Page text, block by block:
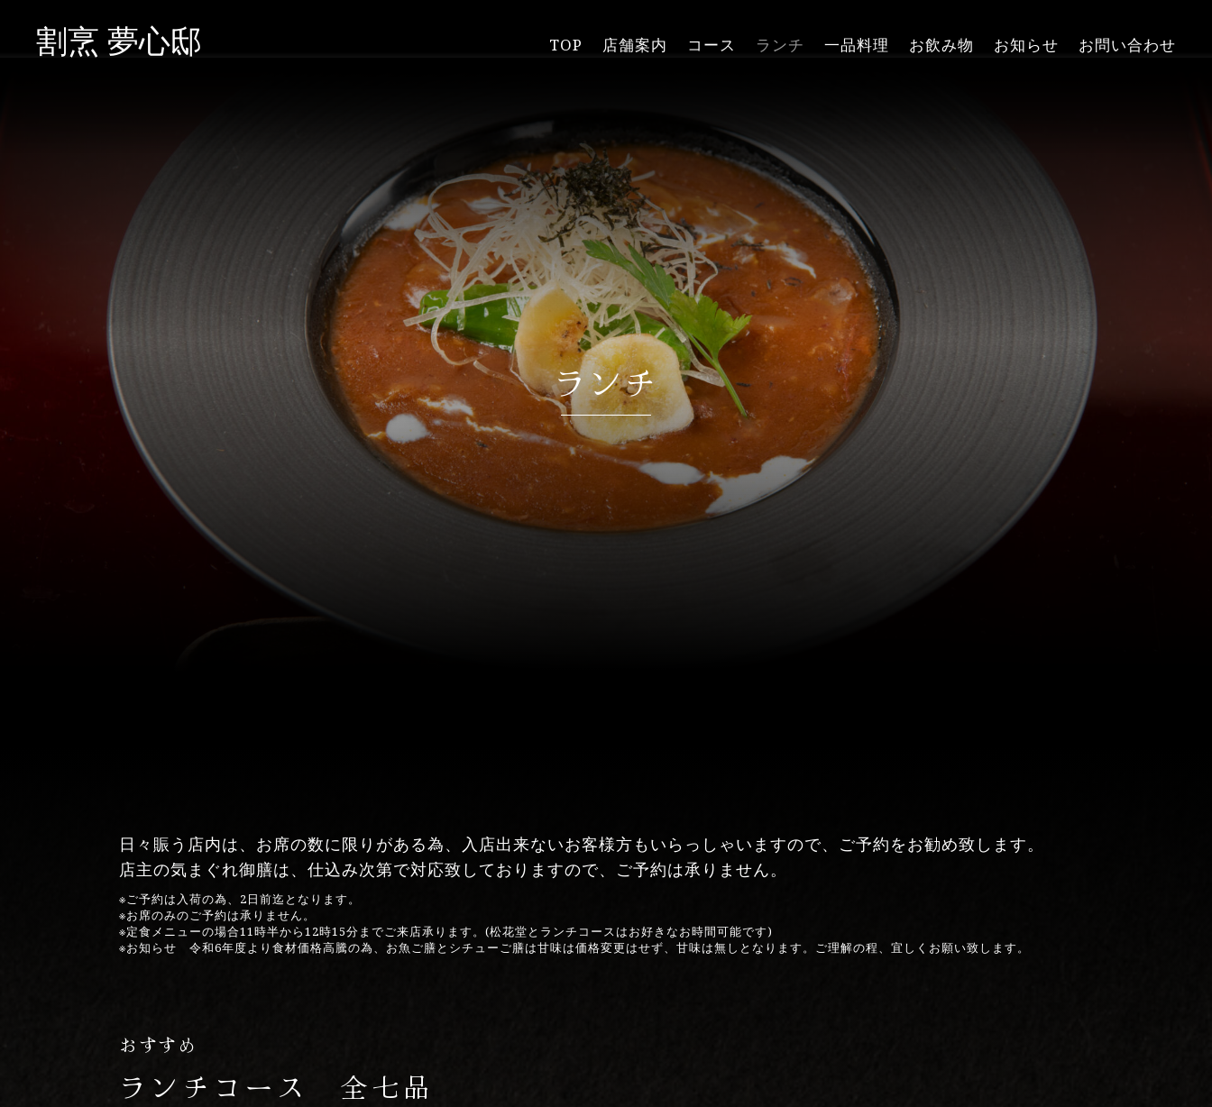
割烹 夢心邸 TOP 店舗案内 コース ランチ 一品料理 お飲み物 お知らせ お問い合わせ
ランチ
日々賑う店内は、お席の数に限りがある為、入店出来ないお客様方もいらっしゃいますので、ご予約をお勧め致します。
店主の気まぐれ御膳は、仕込み次第で対応致しておりますので、ご予約は承りません。
※ご予約は入荷の為、2日前迄となります。
※お席のみのご予約は承りません。
※定食メニューの場合11時半から12時15分までご来店承ります。(松花堂とランチコースはお好きなお時間可能です)
※お知らせ 令和6年度より食材価格高騰の為、お魚ご膳とシチューご膳は甘味は価格変更はせず、甘味は無しとなります。ご理解の程、宜しくお願い致します。
おすすめ
ランチコース 全七品